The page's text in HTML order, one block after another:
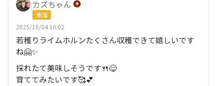
カズちゃん
東海
2025/10/04 10:02
若穫りライムホルンたくさん収穫できて嬉しいです
ね🤗✨
採れたて美味しそうです🍴😋
育ててみたいです🥰︎💕︎︎